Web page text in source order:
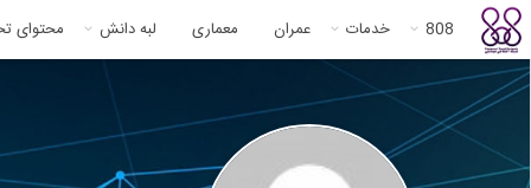
808 خدمات عمران معماری لبه دانش محتوای